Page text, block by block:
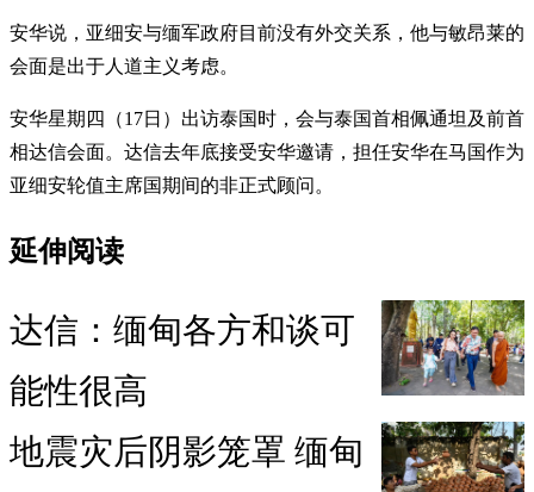
安华说，亚细安与缅军政府目前没有外交关系，他与敏昂莱的
会面是出于人道主义考虑。
安华星期四（17日）出访泰国时，会与泰国首相佩通坦及前首
相达信会面。达信去年底接受安华邀请，担任安华在马国作为
亚细安轮值主席国期间的非正式顾问。
延伸阅读
达信：缅甸各方和谈可
能性很高
地震灾后阴影笼罩 缅甸